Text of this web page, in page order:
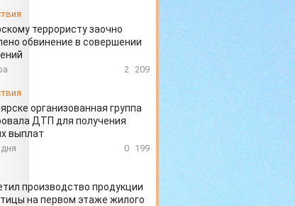
террористу заочно
обвинение в совершении
2 209
организованная группа
ДТП для получения
выплат
0 199
производство продукции
на первом этаже жилого